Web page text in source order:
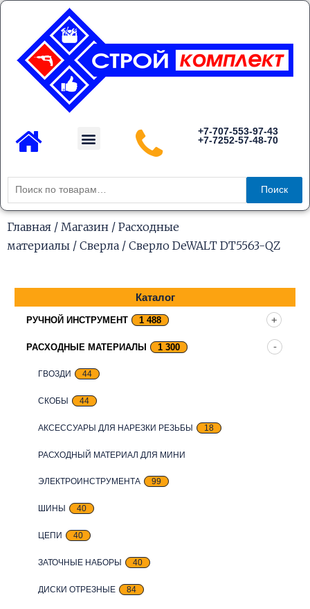
Перейти
содержимому
Menu
+7-707-553-97-43
+7-7252-57-48-70
Искать:
Поиск
Главная / Магазин / Расходные
материалы / Сверла / Сверло DeWALT DT5563-QZ
Каталог
РУЧНОЙ ИНСТРУМЕНТ 1 488
РАСХОДНЫЕ МАТЕРИАЛЫ 1 300
ГВОЗДИ 44
СКОБЫ 44
АКСЕССУАРЫ ДЛЯ НАРЕЗКИ РЕЗЬБЫ 18
РАСХОДНЫЙ МАТЕРИАЛ ДЛЯ МИНИ
ЭЛЕКТРОИНСТРУМЕНТА 99
ШИНЫ 40
ЦЕПИ 40
ЗАТОЧНЫЕ НАБОРЫ 40
ДИСКИ ОТРЕЗНЫЕ 84